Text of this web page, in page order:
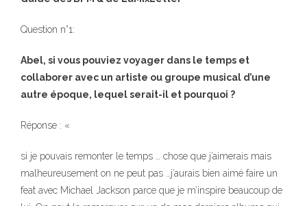
Question n°1:
Abel, si vous pouviez voyager dans le temps et
collaborer avec un artiste ou groupe musical d’une
autre époque, lequel serait-il et pourquoi ?
Réponse : «
si je pouvais remonter le temps … chose que j’aimerais mais
malheureusement on ne peut pas …j’aurais bien aimé faire un
feat avec Michael Jackson parce que je m’inspire beaucoup de